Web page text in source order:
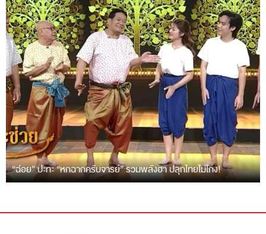
“ฉ่อย” ปะทะ “หกฉากครับจารย์” รวมพลังฮา ปลุกไทยไม่โกง!